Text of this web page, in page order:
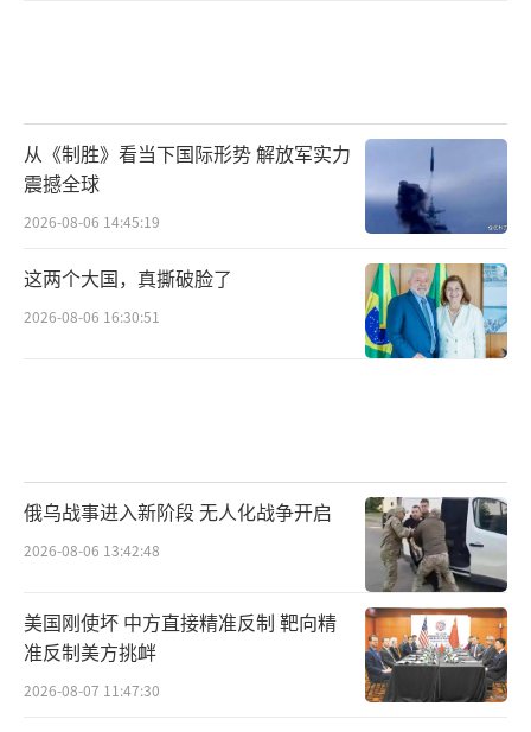
从《制胜》看当下国际形势 解放军实力
震撼全球
2026-08-06 14:45:19
这两个大国，真撕破脸了
2026-08-06 16:30:51
俄乌战事进入新阶段 无人化战争开启
2026-08-06 13:42:48
美国刚使坏 中方直接精准反制 靶向精
准反制美方挑衅
2026-08-07 11:47:30